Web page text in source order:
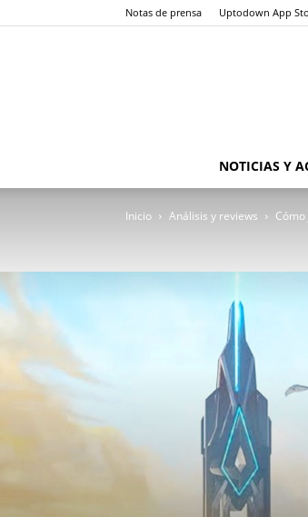
Notas de prensa Uptodown App
NOTICIAS Y
Inicio Análisis y reviews